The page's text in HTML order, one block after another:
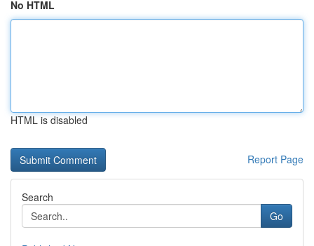
No HTML
HTML is disabled
Report Page
Search
Go